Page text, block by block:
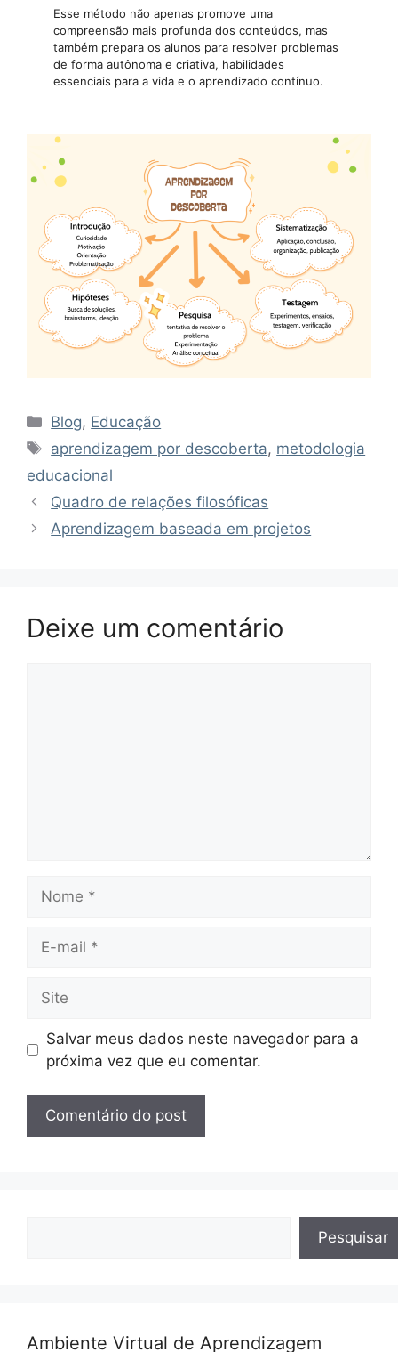
Esse método não apenas promove uma
compreensão mais profunda dos conteúdos, mas
também prepara os alunos para resolver problemas
de forma autônoma e criativa, habilidades
essenciais para a vida e o aprendizado contínuo.
Categorias
Blog, Educação
Tags
aprendizagem por descoberta, metodologia
educacional
Quadro de relações filosóficas
Aprendizagem baseada em projetos
Deixe um comentário
mail
Salvar meus dados neste navegador para a
próxima vez que eu comentar.
Pesquisar
Ambiente Virtual de Aprendizagem